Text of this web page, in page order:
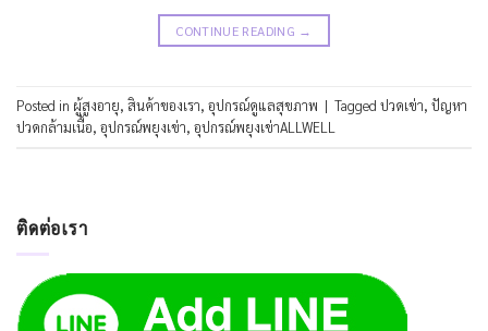
CONTINUE READING →
Posted in ผู้สูงอายุ, สินค้าของเรา, อุปกรณ์ดูแลสุขภาพ | Tagged ปวดเข่า, ปัญหา
ปวดกล้ามเนื้อ, อุปกรณ์พยุงเข่า, อุปกรณ์พยุงเข่าALLWELL
ติดต่อเรา